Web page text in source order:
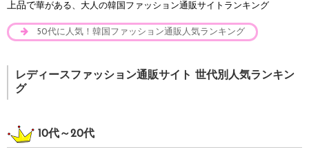
上品で華がある、大人の韓国ファッション通販サイトランキング
50代に人気！韓国ファッション通販人気ランキング
レディースファッション通販サイト 世代別人気ランキン
グ
10代～20代